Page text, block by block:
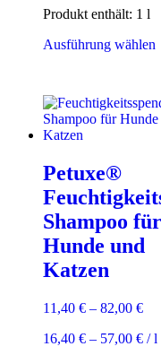
war:
ist:
Produkt enthält: 1 l
Ausführung wählen
Petuxe®
Shampoo für
Hunde und
Katzen
11,40 € – 82,00 €
16,40 € – 57,00 € /l